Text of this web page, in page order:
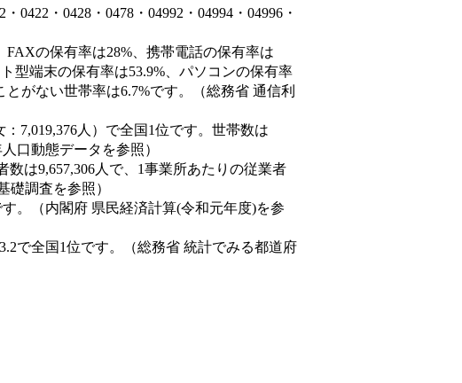
・0428・0478・04992・04994・04996・
の保有率は28%、携帯電話の保有率は
型端末の保有率は53.9%、パソコンの保有率
がない世帯率は6.7%です。（総務省 通信利
7,019,376人）で全国1位です。世帯数は
口動態データを参照）
は9,657,306人で、1事業所あたりの従業者
礎調査を参照）
。（内閣府 県民経済計算(令和元年度)を参
で全国1位です。（総務省 統計でみる都道府